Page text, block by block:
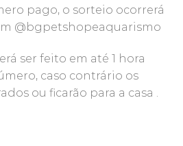
pago, o sorteio ocorrerá
@bgpetshopeaquarismo
ser feito em até 1 hora
caso contrário os
ou ficarão para a casa .